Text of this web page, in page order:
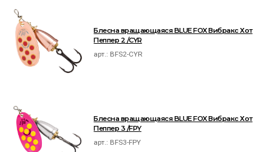
Блесна вращающаяся BLUE FOX Вибракс Хот
Пеппер 2 /CYR
арт.: BFS2-CYR
Блесна вращающаяся BLUE FOX Вибракс Хот
Пеппер 3 /FPY
арт.: BFS3-FPY